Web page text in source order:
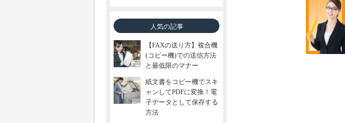
人気の記事
【FAXの送り方】複合機
(コピー機)での送信方法
と最低限のマナー
紙文書をコピー機でスキ
ャンしてPDFに変換！電
子データとして保存する
方法